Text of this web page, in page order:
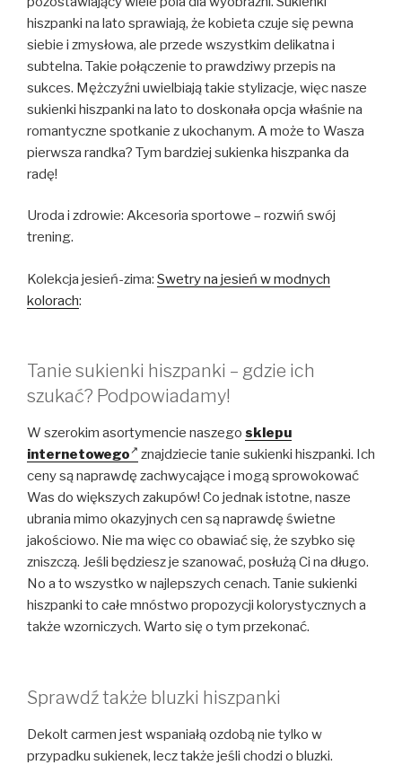
hiszpanki na lato sprawiają, że kobieta czuje się pewna
siebie i zmysłowa, ale przede wszystkim delikatna i
subtelna. Takie połączenie to prawdziwy przepis na
sukces. Mężczyźni uwielbiają takie stylizacje, więc nasze
sukienki hiszpanki na lato to doskonała opcja właśnie na
romantyczne spotkanie z ukochanym. A może to Wasza
pierwsza randka? Tym bardziej sukienka hiszpanka da
radę!
Uroda i zdrowie: Akcesoria sportowe – rozwiń swój
trening.
Kolekcja jesień-zima: Swetry na jesień w modnych
kolorach:
Tanie sukienki hiszpanki – gdzie ich
szukać? Podpowiadamy!
W szerokim asortymencie naszego sklepu
internetowego
znajdziecie tanie sukienki hiszpanki. Ich
ceny są naprawdę zachwycające i mogą sprowokować
Was do większych zakupów! Co jednak istotne, nasze
ubrania mimo okazyjnych cen są naprawdę świetne
jakościowo. Nie ma więc co obawiać się, że szybko się
zniszczą. Jeśli będziesz je szanować, posłużą Ci na długo.
No a to wszystko w najlepszych cenach. Tanie sukienki
hiszpanki to całe mnóstwo propozycji kolorystycznych a
także wzorniczych. Warto się o tym przekonać.
Sprawdź także bluzki hiszpanki
Dekolt carmen jest wspaniałą ozdobą nie tylko w
przypadku sukienek, lecz także jeśli chodzi o bluzki.